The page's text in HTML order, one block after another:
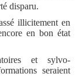
disparu.
illicitement en
en bon état
et sylvo-
seraient